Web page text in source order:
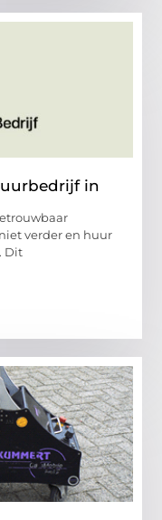
in
verder en huur
Dit